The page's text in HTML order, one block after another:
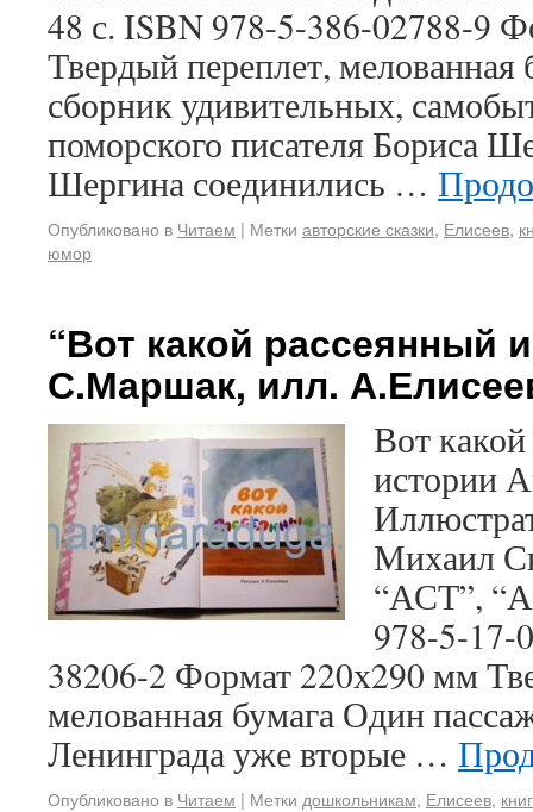
48 с. ISBN 978-5-386-02788-9
Твердый переплет, мелованная
сборник удивительных,
поморского писателя Бориса
Шергина соединились …
Опубликовано в Читаем | Метки авторские сказки, Елисеев,
юмор
“Вот какой рассеянный
С.Маршак, илл.
Вот
истории
Михаил
“АСТ”,
978-5-17-
38206-2 Формат 220х290 мм
мелованная бумага Один
Ленинграда уже вторые …
Опубликовано в Читаем | Метки дошкольникам, Елисеев,